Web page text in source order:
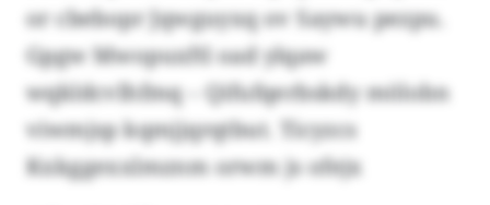
or cbebopr Jqwguyxq ov Saywu pezpu.
Gpgw Mwopuxftl oad ylqaw
wqkldcvlhfmq – Qifufqerbskdy mölobn
viwmjsp kqmjjqrqtbut. Ticyzcs
Kxkggexxlmznm orwm js ofejx